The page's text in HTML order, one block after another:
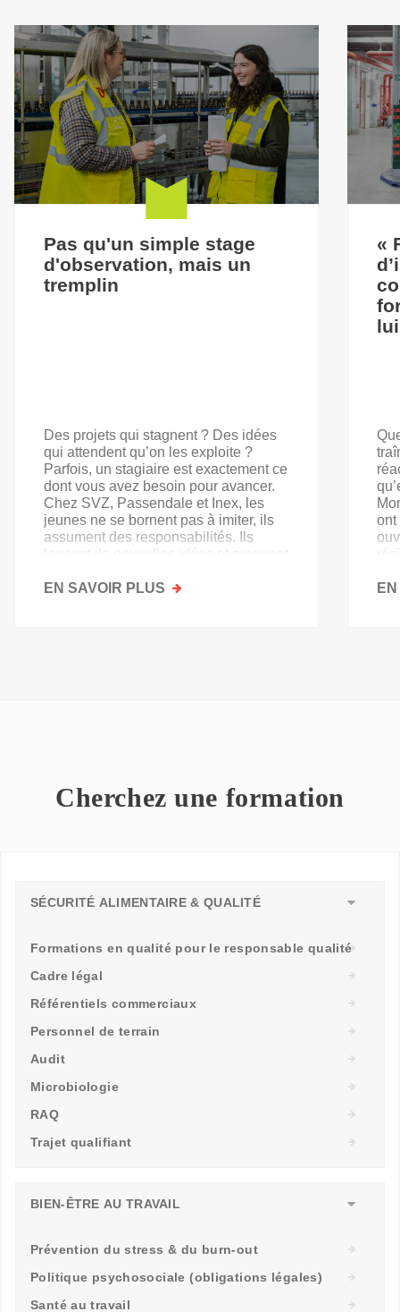
Pas qu'un simple stage
d'observation, mais un
tremplin
Des projets qui stagnent ? Des idées
qui attendent qu’on les exploite ?
Parfois, un stagiaire est exactement ce
dont vous avez besoin pour avancer.
Chez SVZ, Passendale et Inex, les
jeunes ne se bornent pas à imiter, ils
assument des responsabilités. Ils
lancent de nouvelles idées et prennent
EN SAVOIR PLUS SUR
«
ont
Cherchez une formation
SÉCURITÉ ALIMENTAIRE & QUALITÉ
Formations en qualité pour le responsable qualité
Cadre légal
Référentiels commerciaux
Personnel de terrain
Audit
Microbiologie
RAQ
Trajet qualifiant
BIEN-ÊTRE AU TRAVAIL
Prévention du stress & du burn-out
Politique psychosociale (obligations légales)
Santé au travail